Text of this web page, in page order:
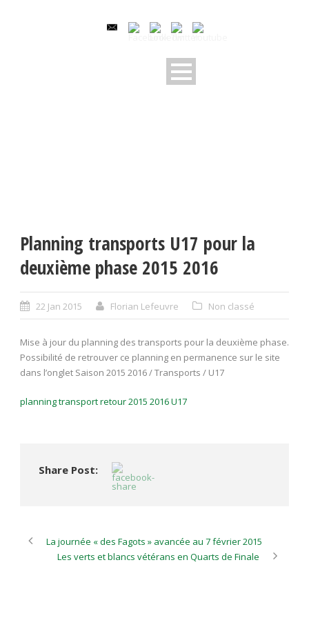
Planning transports U17 pour la
deuxième phase 2015 2016
22 Jan 2015 Florian Lefeuvre Non classé
Mise à jour du planning des transports pour la deuxième phase.
Possibilité de retrouver ce planning en permanence sur le site
dans l’onglet Saison 2015 2016 / Transports / U17
planning transport retour 2015 2016 U17
Share Post:
La journée « des Fagots » avancée au 7 février 2015
Les verts et blancs vétérans en Quarts de Finale